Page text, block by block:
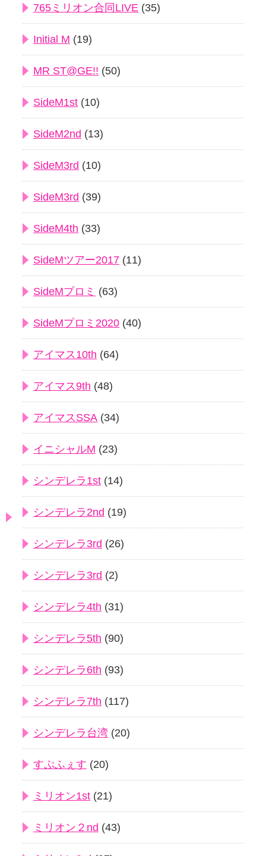
765ミリオン合同LIVE (35)
Initial M (19)
MR ST@GE!! (50)
SideM1st (10)
SideM2nd (13)
SideM3rd (10)
SideM3rd (39)
SideM4th (33)
SideMツアー2017 (11)
SideMプロミ (63)
SideMプロミ2020 (40)
アイマス10th (64)
アイマス9th (48)
アイマスSSA (34)
イニシャルM (23)
シンデレラ1st (14)
シンデレラ2nd (19)
シンデレラ3rd (26)
シンデレラ3rd (2)
シンデレラ4th (31)
シンデレラ5th (90)
シンデレラ6th (93)
シンデレラ7th (117)
シンデレラ台湾 (20)
すぷふぇす (20)
ミリオン1st (21)
ミリオン２nd (43)